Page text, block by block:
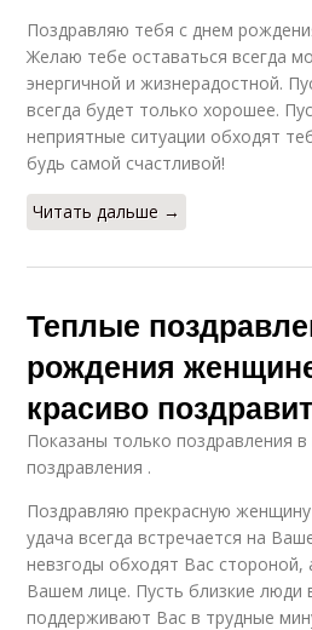
Поздравляю тебя с днем
Желаю тебе оставаться всегда
энергичной и жизнерадостной.
всегда будет только хорошее.
неприятные ситуации обходят
будь самой счастливой!
Читать дальше →
Теплые
рождения
красиво
Показаны только поздравления
поздравления .
Поздравляю прекрасную
удача всегда встречается на
невзгоды обходят Вас стороной,
Вашем лице. Пусть близкие люди
поддерживают Вас в трудные